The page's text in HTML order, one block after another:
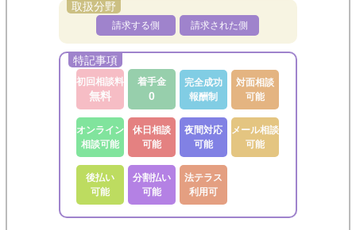
請求する側 請求された側
初回相談料
無料
着手金
0
完全成功
報酬制
対面相談
可能
オンライン
相談可能
休日相談
可能
夜間対応
可能
メール相談
可能
後払い
可能
分割払い
可能
法テラス
利用可